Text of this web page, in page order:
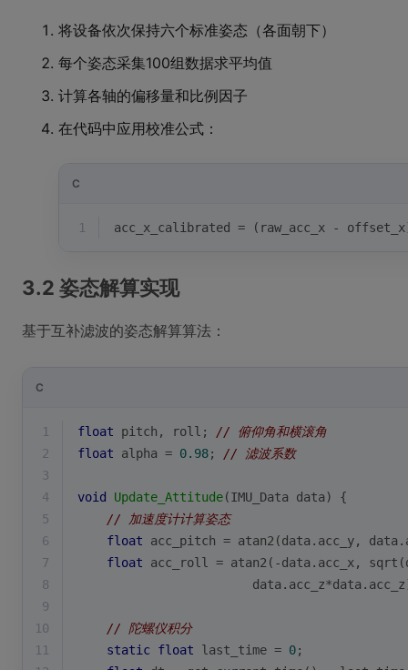
将设备依次保持六个标准姿态（各面朝下）
每个姿态采集100组数据求平均值
计算各轴的偏移量和比例因子
在代码中应用校准公式：
C
1 acc_x_calibrated = (raw_acc_x -
3.2 姿态解算实现
基于互补滤波的姿态解算算法：
C
1 float pitch, roll; // 俯仰角和横滚角
2
float alpha = 0.98; // 滤波系数
3
4
void Update_Attitude(IMU_Data data)
{
5
// 加速度计计算姿态
6
float acc_pitch = atan2 (data.acc_y,
7
float acc_roll = atan2 (-data.acc_x, sqrt
8
9
10
// 陀螺仪积分
11
static float last_time = 0;